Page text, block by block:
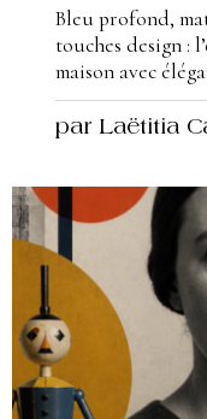
Bleu profond,
touches design :
maison avec
par Laëtitia